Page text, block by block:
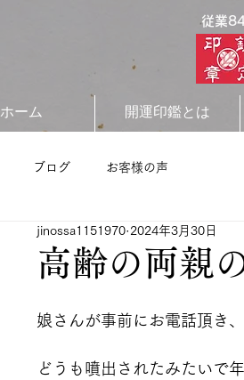
従業
ホーム 開運印鑑とは
ブログ お客様の声
高齢の両親
jinossa1151970 2024年3月30日
娘さんが事前にお電話頂き
どうも噴出されたみたいで